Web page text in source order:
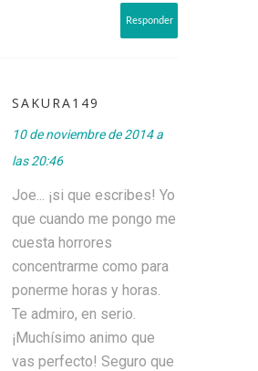
Responder
SAKURA149
10 de noviembre de 2014 a
las 20:46
Joe... ¡si que escribes! Yo
que cuando me pongo me
cuesta horrores
concentrarme como para
ponerme horas y horas.
Te admiro, en serio.
¡Muchísimo animo que
vas perfecto! Seguro que